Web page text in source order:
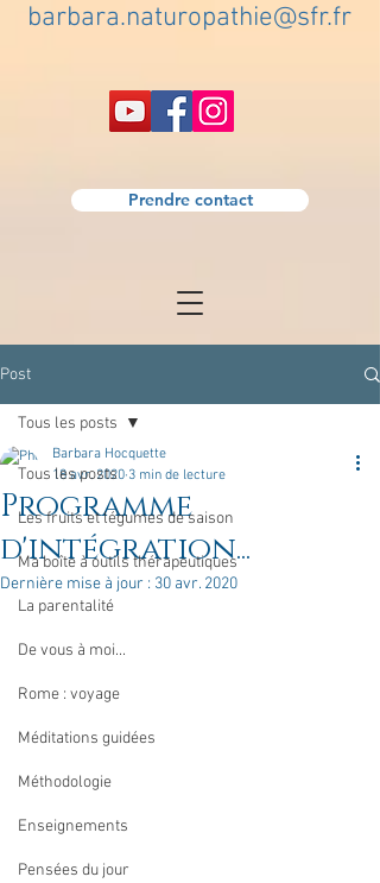
barbara.naturopathie@sfr.fr
Prendre contact
Post
Tous les posts
Les fruits et légumes de saison
Ma boîte à outils thérapeutiques
La parentalité
De vous à moi...
Rome : voyage
Méditations guidées
Méthodologie
Enseignements
Pensées du jour
Tous les posts
Programme
d'intégration...
Barbara Hocquette
18 avr. 2020 3 min de lecture
Dernière mise à jour : 30 avr. 2020